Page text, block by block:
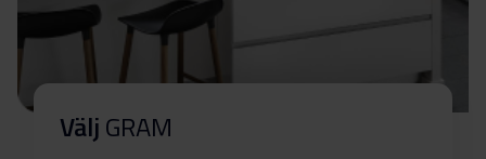
Användarmanual
Tekniska ritningar
VäljGRAM